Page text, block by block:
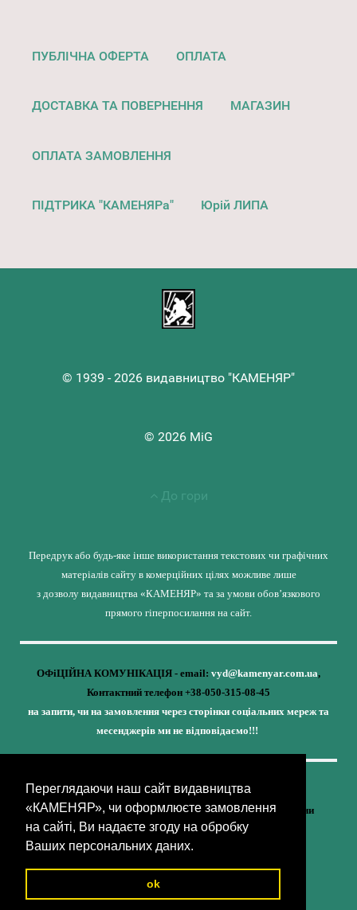
Переглядаючи наш сайт видавництва
«КАМЕНЯР», чи оформлюєте замовлення
на сайті, Ви надаєте згоду на обробку
Ваших персональних даних.
ok
ПУБЛІЧНА ОФЕРТА ОПЛАТА
ДОСТАВКА ТА ПОВЕРНЕННЯ МАГАЗИН
ОПЛАТА ЗАМОВЛЕННЯ
ПІДТРИКА "КАМЕНЯРа" Юрій ЛИПА
© 1939 - 2026 видавництво "КАМЕНЯР"
© 2026 MiG
До гори
Передрук або будь-яке інше використання текстових чи графічних
матеріалів сайту в комерційних цілях можливе лише
з дозволу видавництва «КАМЕНЯР» та за умови обов’язкового
прямого гіперпосилання на сайт.
ОФіЦІЙНА КОМУНІКАЦІЯ - email: vyd@kamenyar.com.ua,
Контактний телефон +38-050-315-08-45
на запити, чи на замовлення через сторінки соціальних мереж та
месенджерів ми не відповідаємо!!!
Кожне наше видання - це внесок у спротив,
у збереження ідентичності та неминучу перемогу України
(видавництво «КАМЕНЯР»)